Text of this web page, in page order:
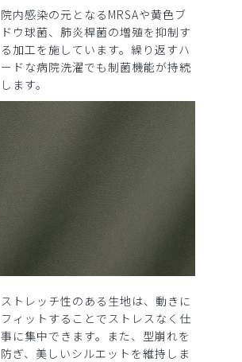
院内感染の元となるMRSAや黄色ブ
ドウ球菌、肺炎桿菌の増殖を抑制す
る加工を施しています。繰り返すハ
ードな病院洗濯でも制菌機能が持続
します。
ストレッチ性のある生地は、動きに
フィットすることでストレスなく仕
事に集中できます。また、型崩れを
防ぎ、美しいシルエットを維持しま